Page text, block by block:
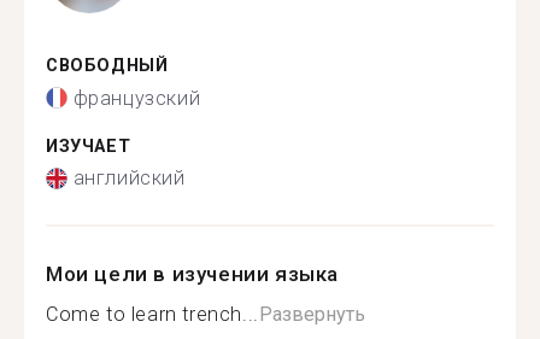
СВОБОДНЫЙ
французский
ИЗУЧАЕТ
английский
Мои цели в изучении языка
Come to learn trench...Развернуть